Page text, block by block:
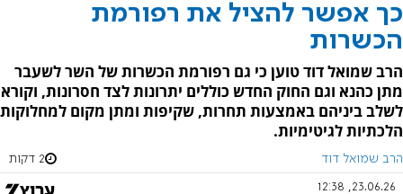
כך אפשר להציל את רפורמת
הכשרות
הרב שמואל דוד טוען כי גם רפורמת הכשרות של השר לשעבר
מתן כהנא וגם החוק החדש כוללים יתרונות לצד חסרונות, וקורא
לשלב ביניהם באמצעות תחרות, שקיפות ומתן מקום למחלוקות
הלכתיות לגיטימיות.
הרב שמואל דוד 2 דקות
23.06.26, 12:38